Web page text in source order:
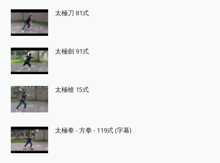
太極刀 81式
太極劍 91式
太極槍 15式
太極拳 - 方拳 - 119式 (字幕)